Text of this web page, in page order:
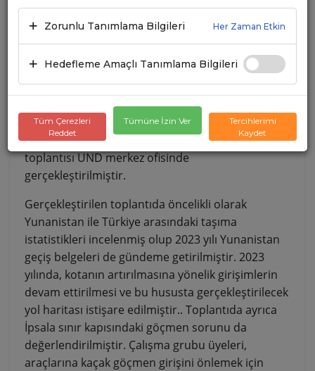
28.03.2023 tarihinde Yunanistan çalışma grubu
toplantısı UND merkez ofisinde
gerçekleştirilmiştir.
Gerçekleştirilen toplantıda öncelikli olarak
Yunanistan ile Türkiye arasındaki taşıma
istatistikleri incelenmiş olup 2023 yılı Yunanistan
geçiş belgeleri de gündeme getirilmiştir. 2023
yılında, kotanın artırılmasına yönelik girişimlerin
devam ettirilmesi ve bu hususta gerçekleştirilecek
yol haritası istişare edilmiştir.. Toplantıda ayrıca
İpsala sınır kapısındaki göçmen sorunu da
değerlendirilmiştir. Çalışma grubu üyeleri,
araçlarına kaçak göçmen girişini önlemek için
Zorunlu Tanımlama Bilgileri Her Zaman Etkin
Hedefleme Amaçlı Tanımlama Bilgileri
Tüm Çerezleri
Reddet
Tümüne İzin Ver
Tercihlerimi
Kaydet